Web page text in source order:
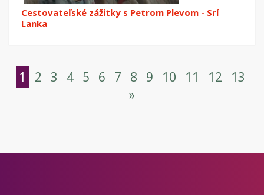
Cestovateľské zážitky s Petrom Plevom - Srí
Lanka
1 2 3 4 5 6 7 8 9 10 11 12
13
»